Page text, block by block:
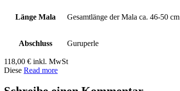
Länge Mala Gesamtlänge der Mala ca. 46-50 cm
Abschluss Guruperle
118,00 € inkl. MwSt
Diese Read more